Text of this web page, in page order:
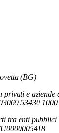
(BG)
privati e aziende
53430
tra enti